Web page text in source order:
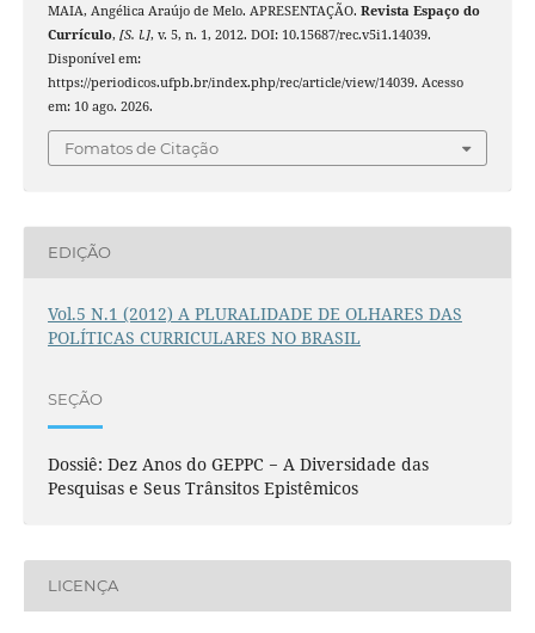
MAIA, Angélica Araújo de Melo. APRESENTAÇÃO. Revista Espaço do
Currículo, [S. l.], v. 5, n. 1, 2012. DOI: 10.15687/rec.v5i1.14039.
Disponível em:
https://periodicos.ufpb.br/index.php/rec/article/view/14039. Acesso
em: 10 ago. 2026.
Fomatos de Citação
EDIÇÃO
Vol.5 N.1 (2012) A PLURALIDADE DE OLHARES DAS
POLÍTICAS CURRICULARES NO BRASIL
SEÇÃO
Dossiê: Dez Anos do GEPPC − A Diversidade das
Pesquisas e Seus Trânsitos Epistêmicos
LICENÇA